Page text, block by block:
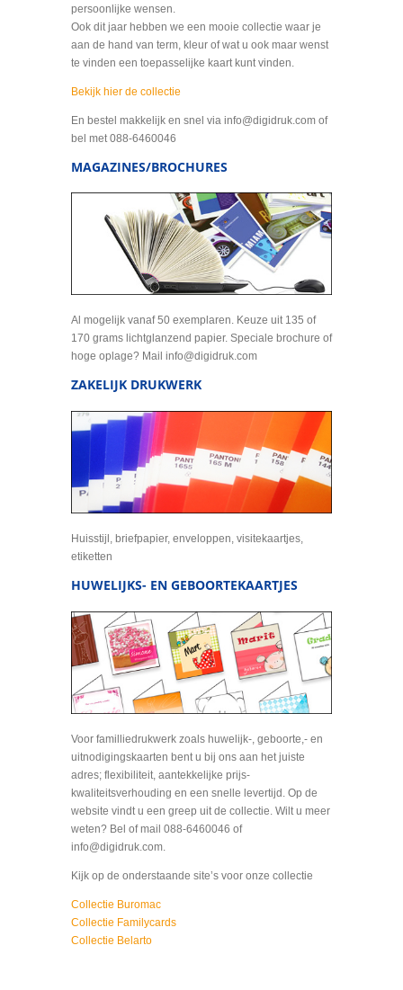
persoonlijke wensen.
Ook dit jaar hebben we een mooie collectie waar je
aan de hand van term, kleur of wat u ook maar wenst
te vinden een toepasselijke kaart kunt vinden.
Bekijk hier de collectie
En bestel makkelijk en snel via info@digidruk.com of
bel met 088-6460046
MAGAZINES/BROCHURES
Al mogelijk vanaf 50 exemplaren. Keuze uit 135 of
170 grams lichtglanzend papier. Speciale brochure of
hoge oplage? Mail info@digidruk.com
ZAKELIJK DRUKWERK
Huisstijl, briefpapier, enveloppen, visitekaartjes,
etiketten
HUWELIJKS- EN GEBOORTEKAARTJES
Voor familliedrukwerk zoals huwelijk-, geboorte,- en
uitnodigingskaarten bent u bij ons aan het juiste
adres; flexibiliteit, aantekkelijke prijs-
kwaliteitsverhouding en een snelle levertijd. Op de
website vindt u een greep uit de collectie. Wilt u meer
weten? Bel of mail 088-6460046 of
info@digidruk.com.
Kijk op de onderstaande site’s voor onze collectie
Collectie Buromac
Collectie Familycards
Collectie Belarto